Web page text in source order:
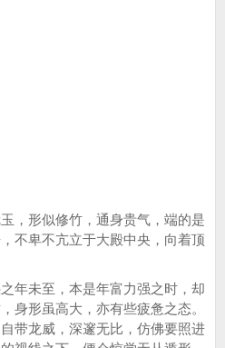
形似修竹，通身贵气，端的是
不卑不亢立于大殿中央，向着顶
未至，本是年富力强之时，却
身形虽高大，亦有些疲惫之态。
带龙威，深邃无比，仿佛要照进